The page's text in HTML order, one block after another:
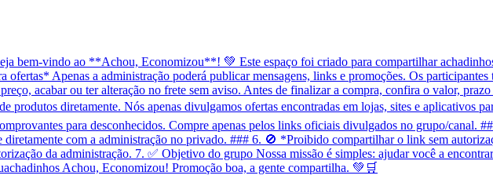
bem-vindo ao **Achou, Economizou**! 💚 Este espaço foi criado para compartilhar
ofertas* Apenas a administração poderá publicar mensagens, links e promoções. Os
acabar ou ter alteração no frete sem aviso. Antes de finalizar a compra, confira o valor,
diretamente. Nós apenas divulgamos ofertas encontradas em lojas, sites e aplicativos
para desconhecidos. Compre apenas pelos links oficiais divulgados no grupo/canal.
com a administração no privado. ### 6. 🚫 *Proibido compartilhar o link sem
da administração. 7. ✅ Objetivo do grupo Nossa missão é simples: ajudar você a
Achou, Economizou! Promoção boa, a gente compartilha. 💚🛒